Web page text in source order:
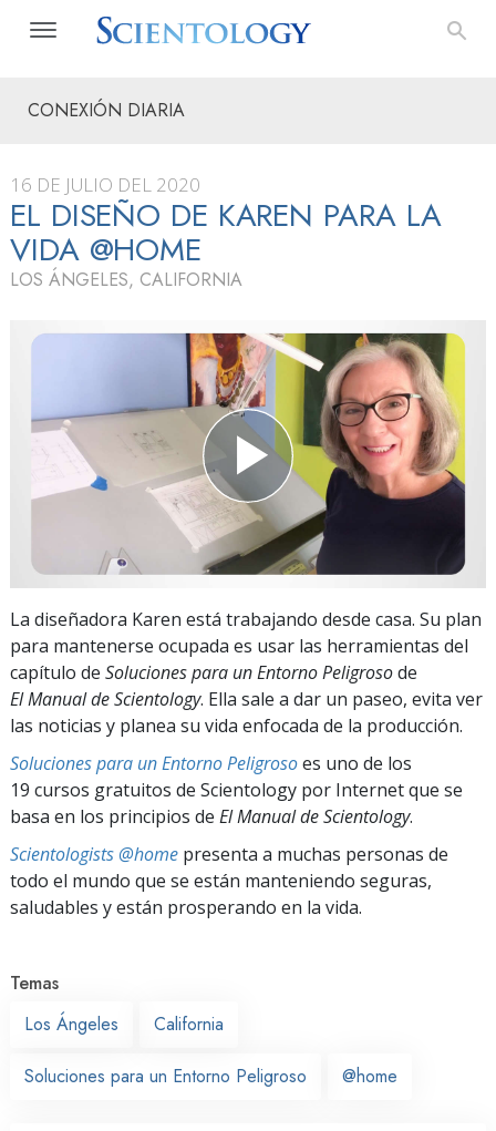
CONEXIÓN DIARIA
16 DE JULIO DEL 2020
EL DISEÑO DE KAREN PARA LA
VIDA @HOME
LOS ÁNGELES, CALIFORNIA
La diseñadora Karen está trabajando desde casa. Su plan
para mantenerse ocupada es usar las herramientas del
capítulo de Soluciones para un Entorno Peligrosode
El Manual de Scientology. Ella sale a dar un paseo, evita ver
las noticias y planea su vida enfocada de la producción.
Soluciones para un Entorno Peligrosoes uno de los
19 cursos gratuitos de Scientology por Internet que se
basa en los principios de El Manual de Scientology.
Scientologists @home presenta a muchas personas de
todo el mundo que se están manteniendo seguras,
saludables y están prosperando en la vida.
Temas
Los Ángeles
California
Soluciones para un Entorno Peligroso @home